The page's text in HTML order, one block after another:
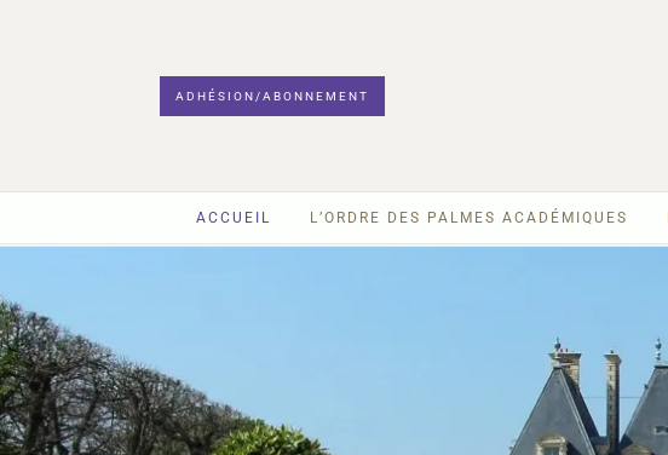
ADHÉSION/ABONNEMENT
ACCUEIL L’ORDRE DES PALMES ACADÉMIQUES